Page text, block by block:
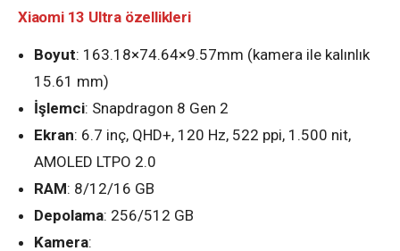
Xiaomi 13 Ultra özellikleri
Boyut: 163.18×74.64×9.57mm (kamera ile kalınlık
15.61 mm)
İşlemci: Snapdragon 8 Gen 2
Ekran: 6.7 inç, QHD+, 120 Hz, 522 ppi, 1.500 nit,
AMOLED LTPO 2.0
RAM: 8/12/16 GB
Depolama: 256/512 GB
Kamera: